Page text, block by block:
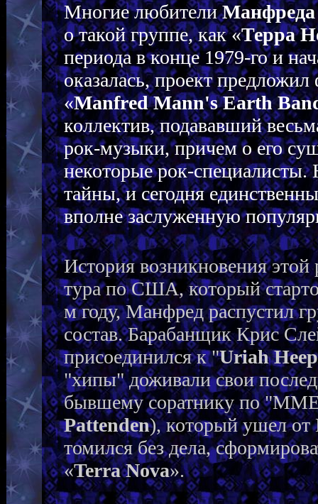
Многие любители
о такой группе, как «Терра
периода в конце 1979-го и
оказалась, проект
«Manfred Mann's Earth
коллектив, подававший
рок-музыки, причем о его
некоторые рок-специалисты.
тайны, и сегодня
вполне заслуженную
История возникновения
тура по США, который
м году, Манфред распустил
состав. Барабанщик Крис
присоединился к "Uriah Heep
"хипы" доживали свои
бывшему соратнику по
Pattenden), который ушел
томился без дела,
«Terra Nova».